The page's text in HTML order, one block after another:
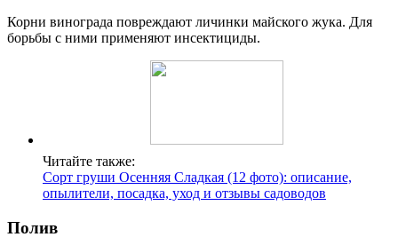
Корни винограда повреждают личинки майского жука. Для
борьбы с ними применяют инсектициды.
Читайте также:
Сорт груши Осенняя Сладкая (12 фото): описание,
опылители, посадка, уход и отзывы садоводов
Полив